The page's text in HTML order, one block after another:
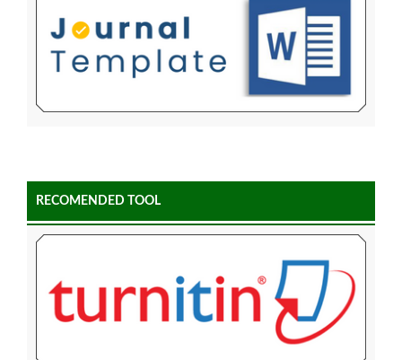
RECOMENDED TOOL